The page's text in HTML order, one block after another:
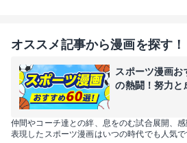
オススメ記事から漫画を探す！
スポーツ漫画お
の熱闘！努力と
仲間やコーチ達との絆、息をのむ試合展開、
表現したスポーツ漫画はいつの時代でも人気